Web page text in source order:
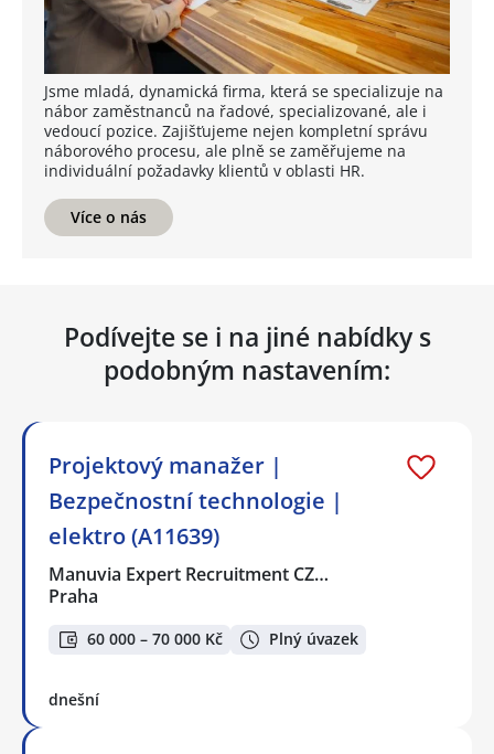
Jsme mladá, dynamická firma, která se specializuje na
nábor zaměstnanců na řadové, specializované, ale i
vedoucí pozice. Zajišťujeme nejen kompletní správu
náborového procesu, ale plně se zaměřujeme na
individuální požadavky klientů v oblasti HR.
Více o nás
Podívejte se i na jiné nabídky s
podobným nastavením:
Projektový manažer |
Bezpečnostní technologie |
elektro (A11639)
Manuvia Expert Recruitment CZ…
Praha
60 000 – 70 000 Kč Plný úvazek
dnešní